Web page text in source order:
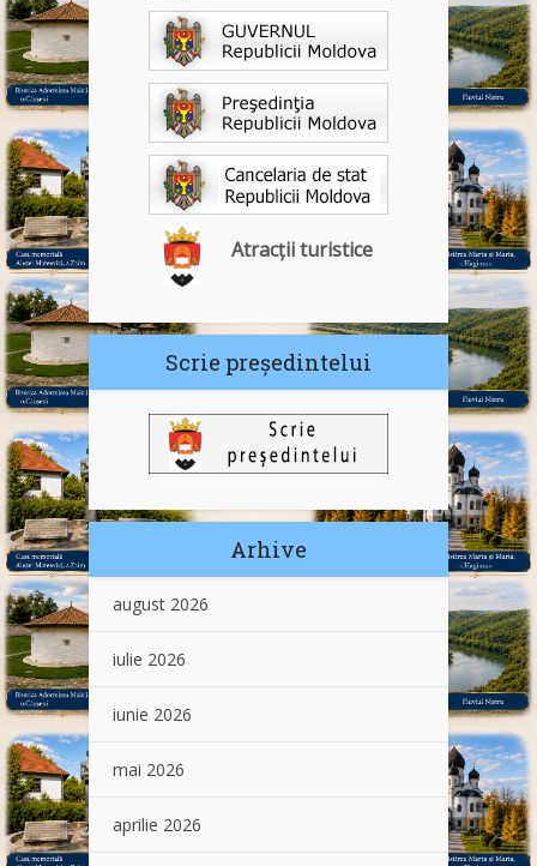
Atracții turistice
Scrie președintelui
Arhive
august 2026
iulie 2026
iunie 2026
mai 2026
aprilie 2026